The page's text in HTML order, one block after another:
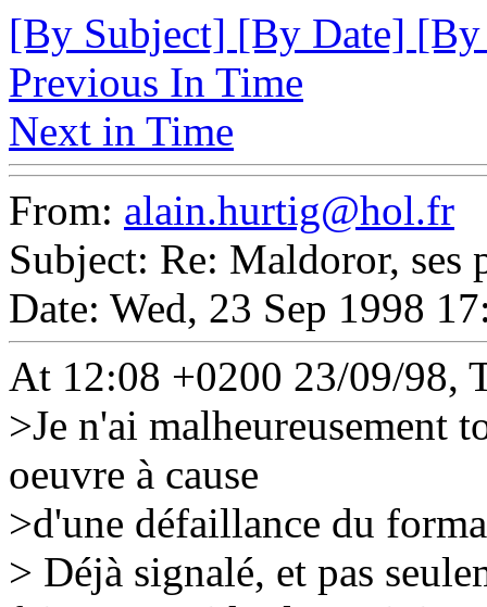
[By Subject] [By Date]
Previous In Time
Next in Time
From: alain.hurtig@hol.fr
Subject: Re: Maldoror, ses
Date: Wed, 23 Sep 1998
At 12:08 +0200 23/09/98,
>Je n'ai malheureusement
oeuvre à cause
>d'une défaillance du
> Déjà signalé, et pas